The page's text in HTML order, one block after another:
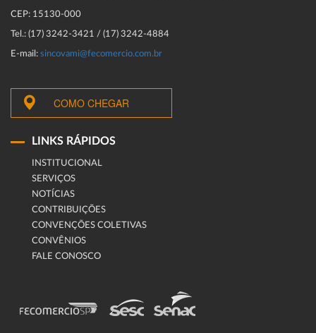
CEP: 15130-000
Tel.: (17) 3242-3421 / (17) 3242-4884
E-mail: sincovami@fecomercio.com.br
COMO CHEGAR
LINKS RÁPIDOS
INSTITUCIONAL
SERVIÇOS
NOTÍCIAS
CONTRIBUIÇÕES
CONVENÇÕES COLETIVAS
CONVÊNIOS
FALE CONOSCO